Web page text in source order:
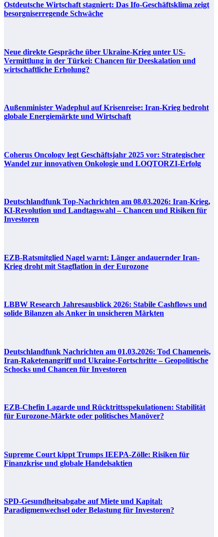
Ostdeutsche Wirtschaft stagniert: Das Ifo-Geschäftsklima zeigt
besorgniserregende Schwäche
Neue direkte Gespräche über Ukraine-Krieg unter US-
Vermittlung in der Türkei: Chancen für Deeskalation und
wirtschaftliche Erholung?
Außenminister Wadephul auf Krisenreise: Iran-Krieg bedroht
globale Energiemärkte und Wirtschaft
Coherus Oncology legt Geschäftsjahr 2025 vor: Strategischer
Wandel zur innovativen Onkologie und LOQTORZI-Erfolg
Deutschlandfunk Top-Nachrichten am 08.03.2026: Iran-Krieg,
KI-Revolution und Landtagswahl – Chancen und Risiken für
Investoren
EZB-Ratsmitglied Nagel warnt: Länger andauernder Iran-
Krieg droht mit Stagflation in der Eurozone
LBBW Research Jahresausblick 2026: Stabile Cashflows und
solide Bilanzen als Anker in unsicheren Märkten
Deutschlandfunk Nachrichten am 01.03.2026: Tod Chameneis,
Iran-Raketenangriff und Ukraine-Fortschritte – Geopolitische
Schocks und Chancen für Investoren
EZB-Chefin Lagarde und Rücktrittsspekulationen: Stabilität
für Eurozone-Märkte oder politisches Manöver?
Supreme Court kippt Trumps IEEPA-Zölle: Risiken für
Finanzkrise und globale Handelsaktien
SPD-Gesundheitsabgabe auf Miete und Kapital:
Paradigmenwechsel oder Belastung für Investoren?